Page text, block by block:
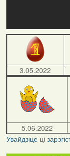
3.05.2022
5.06.2022
Увайдзіцеці